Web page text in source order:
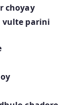
choyay
vulte parini